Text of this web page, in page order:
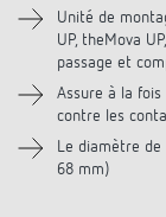
Produits
Unité de
UP, theMova
passage et
Assure à la
contre les
Le diamètre de
68 mm)